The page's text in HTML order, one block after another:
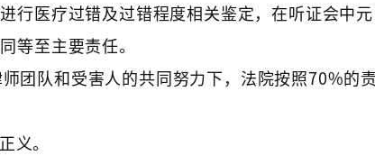
行医疗过错及过错程度相关鉴定，在听证会中
等至主要责任。
团队和受害人的共同努力下，法院按照70%的
义。